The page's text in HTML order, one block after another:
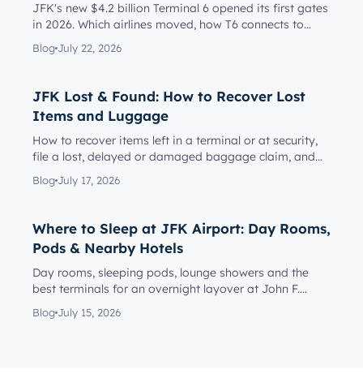
JFK's new $4.2 billion Terminal 6 opened its first gates
in 2026. Which airlines moved, how T6 connects to
Terminal 5, l...
Blog July 22, 2026
JFK Lost & Found: How to Recover Lost
Items and Luggage
How to recover items left in a terminal or at security,
file a lost, delayed or damaged baggage claim, and
reach the rig...
Blog July 17, 2026
Where to Sleep at JFK Airport: Day Rooms,
Pods & Nearby Hotels
Day rooms, sleeping pods, lounge showers and the
best terminals for an overnight layover at John F.
Kennedy Internationa...
Blog July 15, 2026